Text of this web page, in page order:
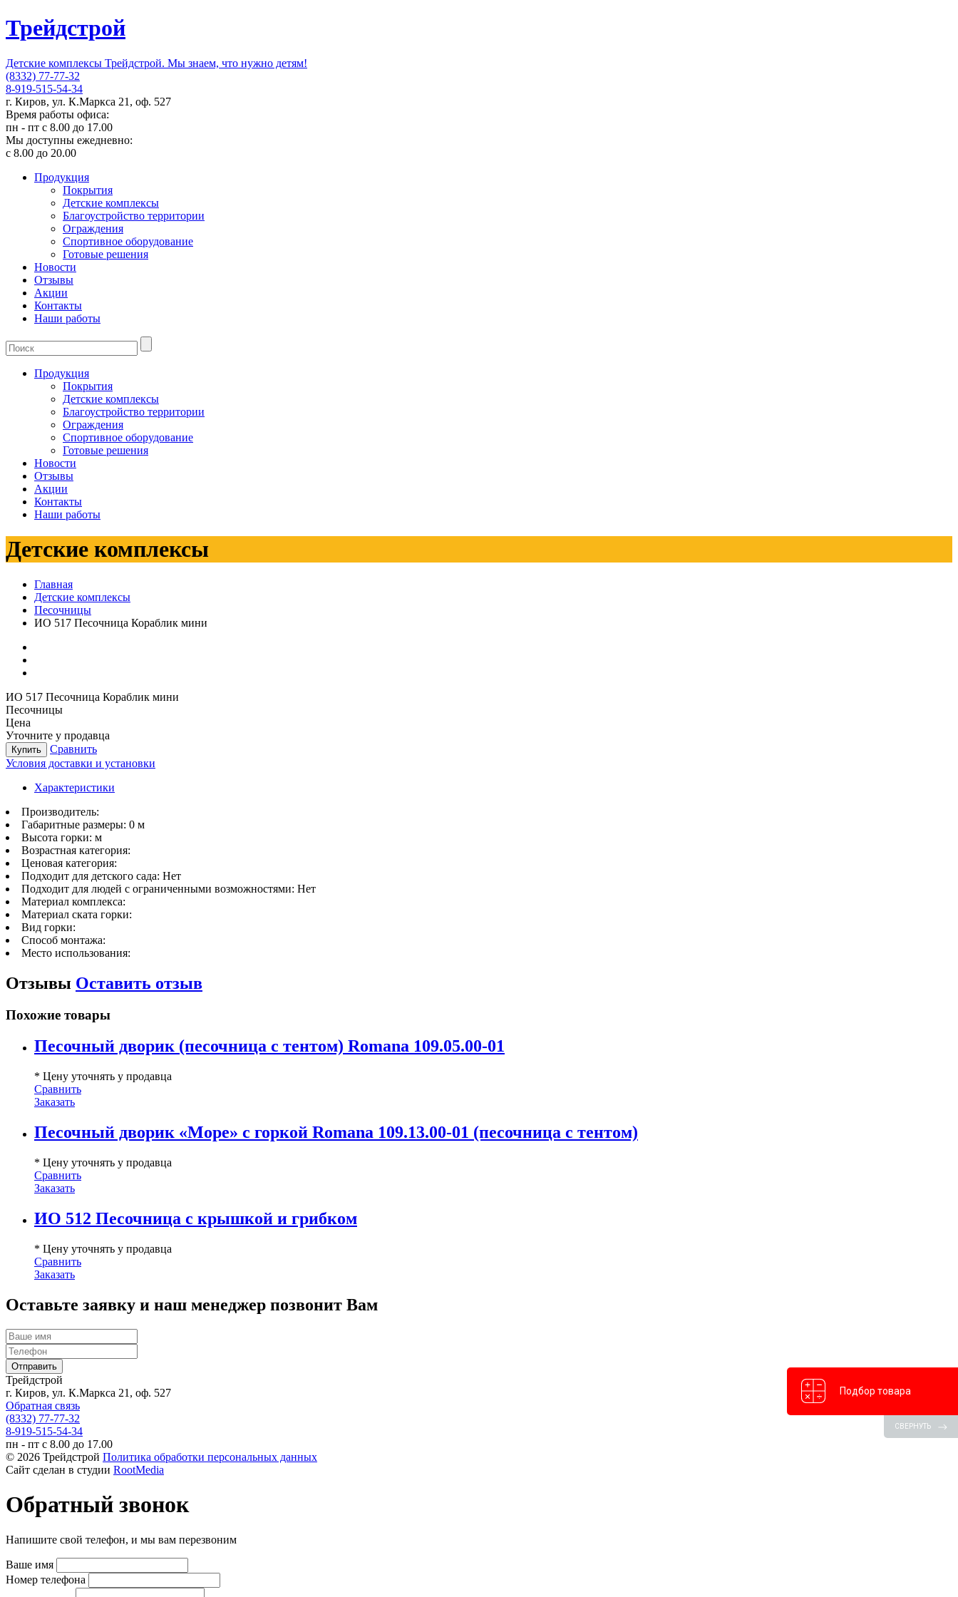
Трейдстрой
Детские комплексы Трейдстрой. Мы знаем, что нужно детям!
(8332) 77-77-32
8-919-515-54-34
г. Киров, ул. К.Маркса 21, оф. 527
Время работы офиса:
пн - пт с 8.00 до 17.00
Мы доступны ежедневно:
с 8.00 до 20.00
Продукция
Покрытия
Детские комплексы
Благоустройство территории
Ограждения
Спортивное оборудование
Готовые решения
Новости
Отзывы
Акции
Контакты
Наши работы
Продукция
Покрытия
Детские комплексы
Благоустройство территории
Ограждения
Спортивное оборудование
Готовые решения
Новости
Отзывы
Акции
Контакты
Наши работы
Детские комплексы
Главная
Детские комплексы
Песочницы
ИО 517 Песочница Кораблик мини
ИО 517 Песочница Кораблик мини
Песочницы
Цена
Уточните у продавца
Купить
Сравнить
Условия доставки и установки
Характеристики
Производитель:
Габаритные размеры: 0 м
Высота горки: м
Возрастная категория:
Ценовая категория:
Подходит для детского сада: Нет
Подходит для людей с ограниченными возможностями: Нет
Материал комплекса:
Материал ската горки:
Вид горки:
Способ монтажа:
Место использования:
Отзывы Оставить отзыв
Похожие товары
Песочный дворик (песочница с тентом) Romana 109.05.00-01
* Цену уточнять у продавца
Сравнить
Заказать
Песочный дворик «Море» с горкой Romana 109.13.00-01 (песочница с тентом)
* Цену уточнять у продавца
Сравнить
Заказать
ИО 512 Песочница с крышкой и грибком
* Цену уточнять у продавца
Сравнить
Заказать
Оставьте заявку и наш менеджер позвонит Вам
Трейдстрой
г. Киров, ул. К.Маркса 21, оф. 527
Обратная связь
(8332) 77-77-32
8-919-515-54-34
пн - пт с 8.00 до 17.00
© 2026 Трейдстрой Политика обработки персональных данных
Сайт сделан в студии RootMedia
Обратный звонок
Напишите свой телефон, и мы вам перезвоним
Ваше имя
Номер телефона
Подбор товара
СВЕРНУТЬ